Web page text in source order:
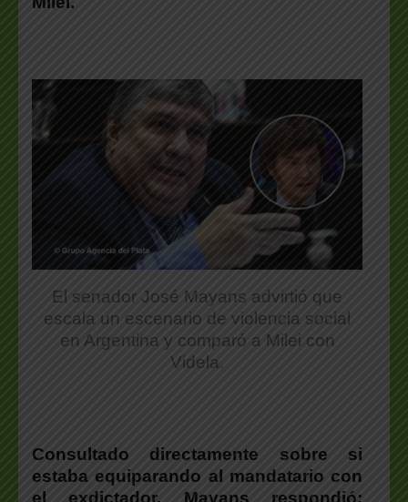
El senador José Mayans advirtió que
escala un escenario de violencia social
en Argentina y comparó a Milei con
Videla.
Consultado directamente sobre si
estaba equiparando al mandatario con
el exdictador, Mayans respondió: